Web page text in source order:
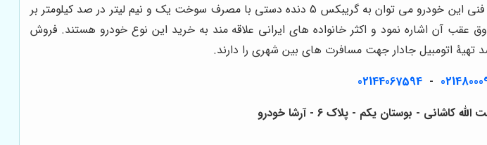
مجهز به موتور کم مصرف 16 سوپاپه توربو 5 می باشد. از دیگر مشخصات فنی این خودرو می توان به گریبکس 5 دنده دستی با مصرف سوخت یک و نیم لیتر در صد کیلومتر بر
از جمله مشخصه های بارز این مدل پژو می توان به ظرفیت 470 لیتری صدوق عقب آن اشاره نمود و اکثر خانواده های ایرانی علاقه مند به خرید این نوع خودرو هستند. فروش
اتومبیل جادار جهت مسافرت های بین شهری را دارند.
-
02144067594
- بوستان یکم - پلاک 6 - آرشا خودرو